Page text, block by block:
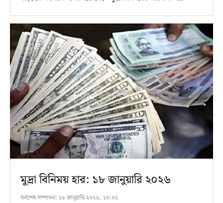
মুদ্রা বিনিময় হার: ১৮ জানুয়ারি ২০২৬
সর্বশেষ সম্পাদনা: ১৮ জানুয়ারি ২০২৬, ১০:০১